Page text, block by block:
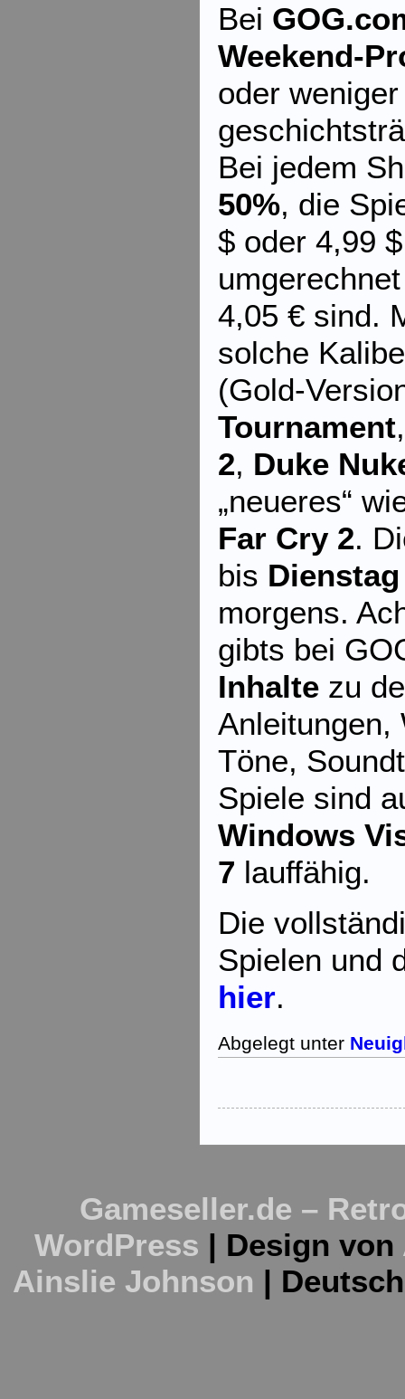
Bei
Weekend-
oder weniger
Bei jedem
50%, die
$ oder 4,99
4,05 € sind.
solche
(Gold-
Tournament
2, Duke
„neueres“
Far Cry 2.
bis Dienstag
morgens.
gibts bei
Inhalte zu
Anleitungen,
Töne,
Spiele sind
Windows
7 lauffähig.
Die
Spielen und
hier.
Abgelegt unter
Gameseller.de –
WordPress | Design von
Ainslie Johnson |